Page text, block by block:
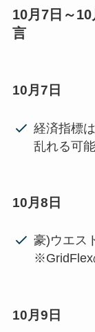
10月7日～
言
10月7日
経済指標
乱れる可
10月8日
豪)ウエス
※GridFlex
10月9日